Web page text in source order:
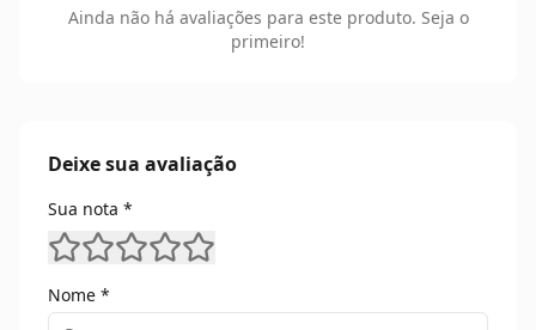
Ainda não há avaliações para este produto. Seja o
primeiro!
Deixe sua avaliação
Sua nota *
Nome *